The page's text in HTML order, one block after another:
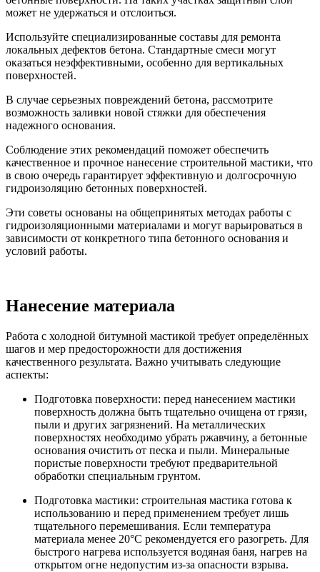
может не удержаться и отслоиться.
Используйте специализированные составы для ремонта
локальных дефектов бетона. Стандартные смеси могут
оказаться неэффективными, особенно для вертикальных
поверхностей.
В случае серьезных повреждений бетона, рассмотрите
возможность заливки новой стяжки для обеспечения
надежного основания.
Соблюдение этих рекомендаций поможет обеспечить
качественное и прочное нанесение строительной мастики, что
в свою очередь гарантирует эффективную и долгосрочную
гидроизоляцию бетонных поверхностей.
Эти советы основаны на общепринятых методах работы с
гидроизоляционными материалами и могут варьироваться в
зависимости от конкретного типа бетонного основания и
условий работы.
Нанесение материала
Работа с холодной битумной мастикой требует определённых
шагов и мер предосторожности для достижения
качественного результата. Важно учитывать следующие
аспекты:
Подготовка поверхности: перед нанесением мастики
поверхность должна быть тщательно очищена от грязи,
пыли и других загрязнений. На металлических
поверхностях необходимо убрать ржавчину, а бетонные
основания очистить от песка и пыли. Минеральные
пористые поверхности требуют предварительной
обработки специальным грунтом.
Подготовка мастики: строительная мастика готова к
использованию и перед применением требует лишь
тщательного перемешивания. Если температура
материала менее 20°C рекомендуется его разогреть. Для
быстрого нагрева используется водяная баня, нагрев на
открытом огне недопустим из-за опасности взрыва.